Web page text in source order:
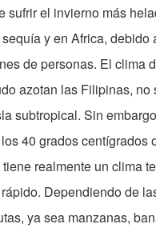
sufrir el invierno más
y en Africa,
de personas. El clima
azotan las Filipinas,
subtropical. Sin
40 grados
realmente un clima
Dependiendo de
ya sea manzanas,